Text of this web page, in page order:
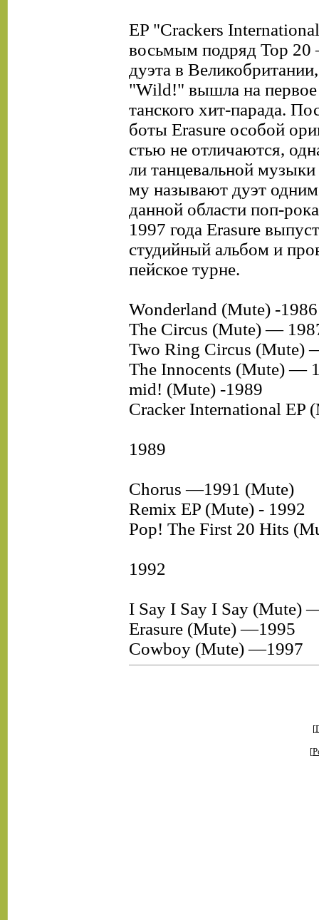
EP "Crackers
восьмым подряд Top
дуэта в
"Wild!" вышла на
танского хит-парада.
боты Erasure особой
стью не отличаются,
ли танцевальной
му называют дуэт
данной области поп-
1997 года Erasure
студийный альбом и
пейское турне.
Wonderland (Mute) -1986
The Circus (Mute) —
Two Ring Circus (Mute)
The Innocents (Mute) —
mid! (Mute) -1989
Cracker International EP
1989
Chorus —1991 (Mute)
Remix EP (Mute) - 1992
Pop! The First 20 Hits
1992
I Say I Say I Say (Mute)
Erasure (Mute) —1995
Cowboy (Mute) —1997
[
[